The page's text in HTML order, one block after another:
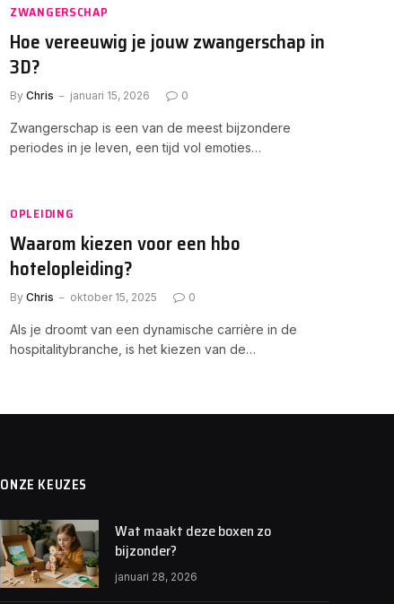
ZWANGERSCHAP
Hoe vereeuwig je jouw zwangerschap in
3D?
By Chris januari 15, 2026 0
Zwangerschap is een van de meest bijzondere
periodes in je leven, een tijd vol emoties…
OPLEIDING
Waarom kiezen voor een hbo
hotelopleiding?
By Chris oktober 15, 2025 0
Als je droomt van een dynamische carrière in de
hospitalitybranche, is het kiezen van de…
ONZE KEUZES
Wat maakt deze boxen zo
bijzonder?
januari 28, 2026